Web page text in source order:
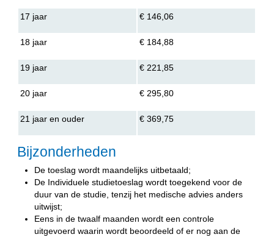
17 jaar € 146,06
18 jaar € 184,88
19 jaar € 221,85
20 jaar € 295,80
21 jaar en ouder € 369,75
Bijzonderheden
De toeslag wordt maandelijks uitbetaald;
De Individuele studietoeslag wordt toegekend voor de
duur van de studie, tenzij het medische advies anders
uitwijst;
Eens in de twaalf maanden wordt een controle
uitgevoerd waarin wordt beoordeeld of er nog aan de